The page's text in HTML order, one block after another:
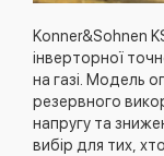
Konner&Sohnen
інверторної
на газі. Модель
резервного
напругу та
вибір для тих,